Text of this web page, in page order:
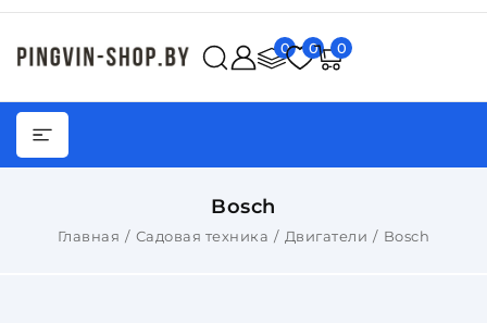
0 0 0
Bosch
Главная Садовая техника Двигатели Bosch